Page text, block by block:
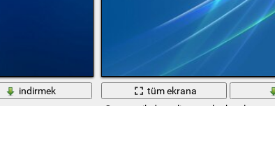
indirmek
tüm ekrana
Geometrik desenli normal arka plan